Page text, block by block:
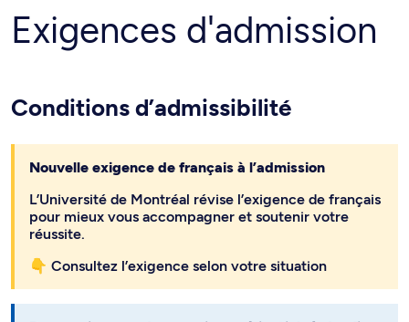
Exigences d'admission
Conditions d’admissibilité
Nouvelle exigence de français à l’admission
L’Université de Montréal révise l’exigence de français
pour mieux vous accompagner et soutenir votre
réussite.
👇 Consultez l’exigence selon votre situation